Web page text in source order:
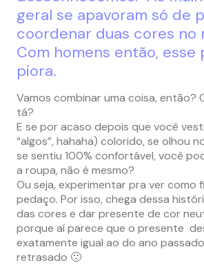
geral se apavoram só de
coordenar duas cores no
Com homens então, esse
piora.
Vamos combinar uma coisa, então?
tá?
E se por acaso depois que você
“algos”, hahaha) colorido, se olhou
se sentiu 100% confortável, você
a roupa, não é mesmo?
Ou seja, experimentar pra ver como
pedaço. Por isso, chega dessa
das cores e dar presente de cor
porque aí parece que o presente
exatamente igual ao do ano
retrasado 🙁